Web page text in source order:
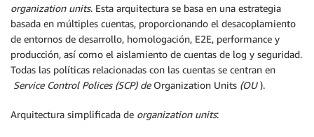
organization units. Esta arquitectura se basa en una estrategia
basada en múltiples cuentas, proporcionando el desacoplamiento
de entornos de desarrollo, homologación, E2E, performance y
producción, así como el aislamiento de cuentas de log y seguridad.
Todas las políticas relacionadas con las cuentas se centran en
Service Control Polices (SCP) de Organization Units (OU).
Arquitectura simplificada de organization units: